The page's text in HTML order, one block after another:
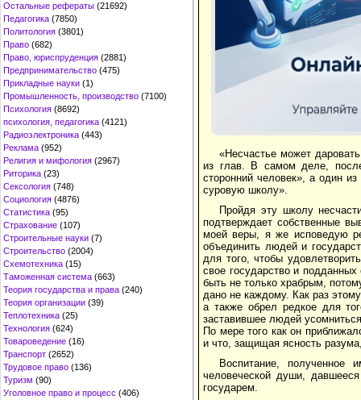
Остальные рефераты (21692)
Педагогика (7850)
Политология (3801)
Право (682)
Право, юриспруденция (2881)
Предпринимательство (475)
Прикладные науки (1)
Промышленность, производство (7100)
Психология (8692)
психология, педагогика (4121)
Радиоэлектроника (443)
Реклама (952)
Религия и мифология (2967)
Риторика (23)
Сексология (748)
Социология (4876)
Статистика (95)
Страхование (107)
Строительные науки (7)
Строительство (2004)
Схемотехника (15)
Таможенная система (663)
Теория государства и права (240)
Теория организации (39)
Теплотехника (25)
Технология (624)
Товароведение (16)
Транспорт (2652)
Трудовое право (136)
Туризм (90)
Уголовное право и процесс (406)
«Несчастье может
из глав. В самом деле,
сторонний человек», а один
суровую школу».
Пройдя эту школу
подтверждает собственные
моей веры, я же исповедую
объединить людей и
для того, чтобы
свое государство и
быть не только храбрым,
дано не каждому. Как раз
а также обрел редкое для
заставившее людей
По мере того как он
и что, защищая ясность
Воспитание,
человеческой души,
государем.